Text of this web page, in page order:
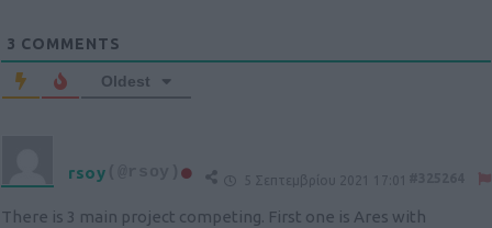
3 COMMENTS
Oldest
rsoy 5 Σεπτεμβρίου 2021 17:01
There is 3 main project competing. First one is Ares with